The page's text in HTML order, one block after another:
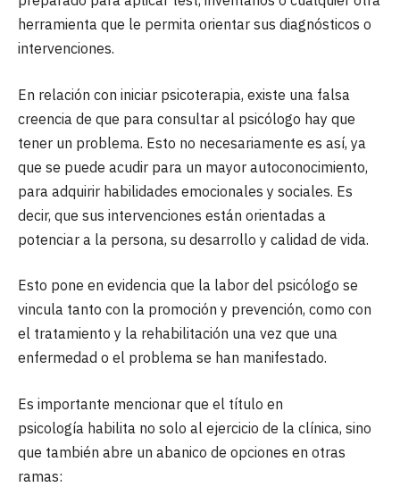
herramienta que le permita orientar sus diagnósticos o
intervenciones.
En relación con iniciar psicoterapia, existe una falsa
creencia de que para consultar al psicólogo hay que
tener un problema. Esto no necesariamente es así, ya
que se puede acudir para un mayor autoconocimiento,
para adquirir habilidades emocionales y sociales. Es
decir, que sus intervenciones están orientadas a
potenciar a la persona, su desarrollo y calidad de vida.
Esto pone en evidencia que la labor del psicólogo se
vincula tanto con la promoción y prevención, como con
el tratamiento y la rehabilitación una vez que una
enfermedad o el problema se han manifestado.
Es importante mencionar que el título en
psicología habilita no solo al ejercicio de la clínica, sino
que también abre un abanico de opciones en otras
ramas: